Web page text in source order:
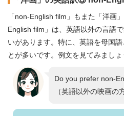
「non-English film」もまた「洋画
English film」は、英語以外の言語
いがあります。特に、英語を母国
とが多いです。例文を見てみましょ
Do you prefer non-
（英語以外の映画の